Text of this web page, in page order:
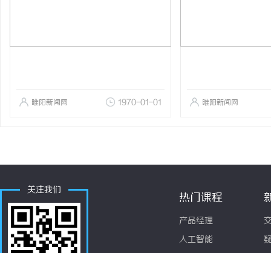
睢阳新闻网 1970-01-01 睢阳新闻网
关注我们
热门课程
产品经理
人工智能